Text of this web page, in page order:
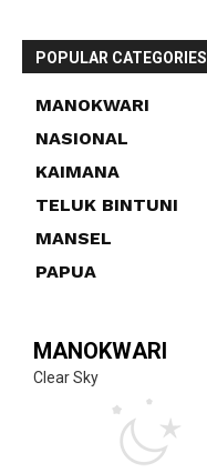
POPULAR CATEGORIES
MANOKWARI
NASIONAL
KAIMANA
TELUK BINTUNI
MANSEL
PAPUA
MANOKWARI
Clear Sky